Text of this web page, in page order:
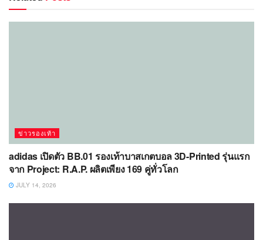
ข่าวรองเท้า
adidas เปิดตัว BB.01 รองเท้าบาสเกตบอล 3D-Printed รุ่นแรก
จาก Project: R.A.P. ผลิตเพียง 169 คู่ทั่วโลก
JULY 14, 2026